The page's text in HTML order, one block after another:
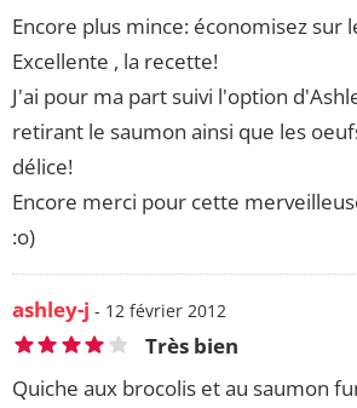
Encore plus mince: économisez sur
Excellente , la recette!
J'ai pour ma part suivi l'option
retirant le saumon ainsi que les
délice!
Encore merci pour cette
:o)
ashley-j - 12 février 2012
Très bien
Quiche aux brocolis et au saumon